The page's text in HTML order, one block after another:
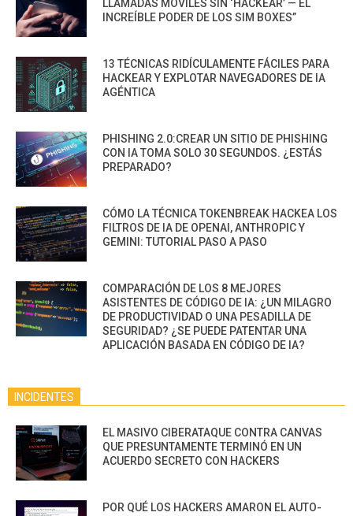
LLAMADAS MÓVILES SIN ‘HACKEAR’ — EL
INCREÍBLE PODER DE LOS SIM BOXES”
13 TÉCNICAS RIDÍCULAMENTE FÁCILES PARA
HACKEAR Y EXPLOTAR NAVEGADORES DE IA
AGÉNTICA
PHISHING 2.0:CREAR UN SITIO DE PHISHING
CON IA TOMA SOLO 30 SEGUNDOS. ¿ESTÁS
PREPARADO?
CÓMO LA TÉCNICA TOKENBREAK HACKEA LOS
FILTROS DE IA DE OPENAI, ANTHROPIC Y
GEMINI: TUTORIAL PASO A PASO
COMPARACIÓN DE LOS 8 MEJORES
ASISTENTES DE CÓDIGO DE IA: ¿UN MILAGRO
DE PRODUCTIVIDAD O UNA PESADILLA DE
SEGURIDAD? ¿SE PUEDE PATENTAR UNA
APLICACIÓN BASADA EN CÓDIGO DE IA?
INCIDENTES
EL MASIVO CIBERATAQUE CONTRA CANVAS
QUE PRESUNTAMENTE TERMINÓ EN UN
ACUERDO SECRETO CON HACKERS
POR QUÉ LOS HACKERS AMARON EL AUTO-